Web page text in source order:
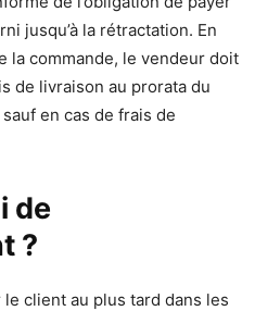
jusqu’à la rétractation. En
la commande, le vendeur doit
de livraison au prorata du
en cas de frais de
de
?
client au plus tard dans les